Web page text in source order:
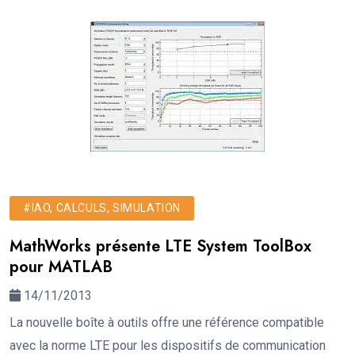
#IAO, CALCULS, SIMULATION
MathWorks présente LTE System ToolBox
pour MATLAB
14/11/2013
La nouvelle boîte à outils offre une référence compatible
avec la norme LTE pour les dispositifs de communication